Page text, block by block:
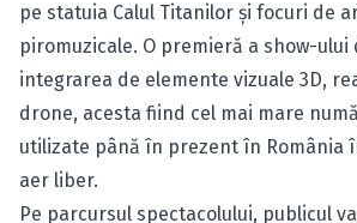
pe statuia Calul Titanilor și focuri de
piromuzicale. O premieră a show-ului
integrarea de elemente vizuale 3D,
drone, acesta fiind cel mai mare
utilizate până în prezent în România
aer liber.
Pe parcursul spectacolului, publicul